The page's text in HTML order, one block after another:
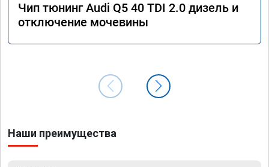
Чип тюнинг Audi Q5 40 TDI 2.0 дизель и
отключение мочевины
Наши преимущества